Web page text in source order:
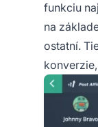
funkciu
na
ostatní.